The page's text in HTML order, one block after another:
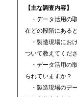
【主な調査内容】
・データ活用の
在どの段階にある
・製造現場にお
ついて教えてくださ
・データ活用の
られていますか？
・製造現場のデ